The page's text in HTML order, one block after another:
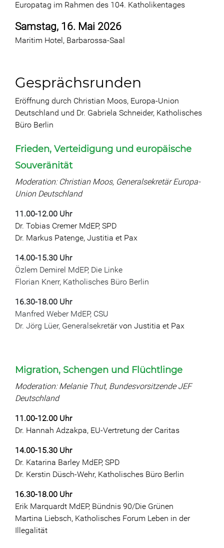
Europatag im Rahmen des 104. Katholikentages
Samstag, 16. Mai 2026
Maritim Hotel, Barbarossa-Saal
Gesprächsrunden
Eröffnung durch Christian Moos, Europa-Union
Deutschland und Dr. Gabriela Schneider, Katholisches
Büro Berlin
Frieden, Verteidigung und europäische
Souveränität
Moderation: Christian Moos, Generalsekretär Europa-
Union Deutschland
11.00-12.00 Uhr
Dr. Tobias Cremer MdEP, SPD
Dr. Markus Patenge, Justitia et Pax
14.00-15.30 Uhr
Özlem Demirel MdEP, Die Linke
Florian Knerr, Katholisches Büro Berlin
16.30-18.00 Uhr
Manfred Weber MdEP, CSU
Dr. Jörg Lüer, Generalsekretär von Justitia et Pax
Migration, Schengen und Flüchtlinge
Moderation: Melanie Thut, Bundesvorsitzende JEF
Deutschland
11.00-12.00 Uhr
Dr. Hannah Adzakpa, EU-Vertretung der Caritas
14.00-15.30 Uhr
Dr. Katarina Barley MdEP, SPD
Dr. Kerstin Düsch-Wehr, Katholisches Büro Berlin
16.30-18.00 Uhr
Erik Marquardt MdEP, Bündnis 90/Die Grünen
Martina Liebsch, Katholisches Forum Leben in der
Illegalität